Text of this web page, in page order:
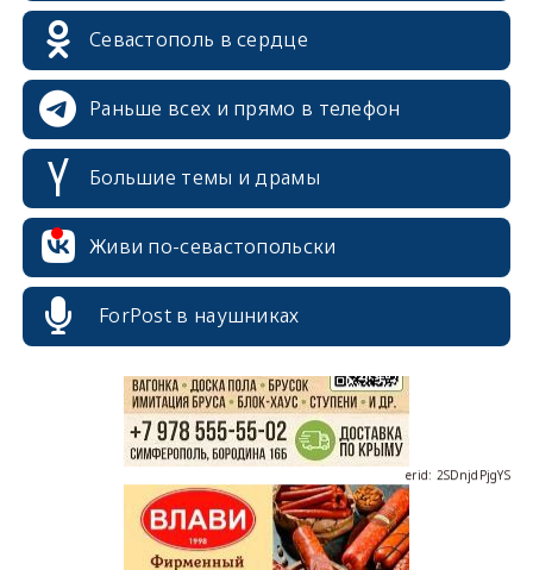
Севастополь в сердце
Раньше всех и прямо в телефон
Большие темы и драмы
Живи по-севастопольски
ForPost в наушниках